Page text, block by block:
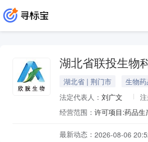
湖北省联投生物
湖北省 | 荆门市 生物
法定代表人： 刘广文
经营范围：
最新动态： 2026-08-06